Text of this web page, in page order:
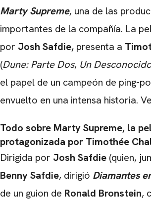
Marty Supreme, una de las
importantes de la compañía. La
por Josh Safdie, presenta a
(Dune: Parte Dos, Un
el papel de un campeón de ping-
envuelto en una intensa historia.
Todo sobre Marty Supreme, la
protagonizada por Timothée
Dirigida por Josh Safdie (quien,
Benny Safdie, dirigió Diamantes
de un guion de Ronald Bronstein,